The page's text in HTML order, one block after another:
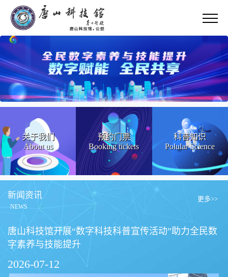
关于我们
About us
预约门票
Booking tickets
科普知识
Polular Science
新闻资讯
NEWS
更多>>
唐山科技馆开展“数字科技科普宣传活动”助力全民数
字素养与技能提升
2026-07-12